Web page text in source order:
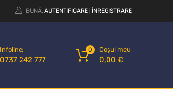
BUNĂ. AUTENTIFICARE ÎNREGISTRARE
Infoline:
0737 242 777
Coșul meu
0,00 €
0